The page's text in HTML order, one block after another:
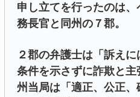
申し立てを行ったのは
務長官と同州の７郡。
２郡の弁護士は「訴え
条件を示さずに詐欺と主
州当局は「適正、公正、